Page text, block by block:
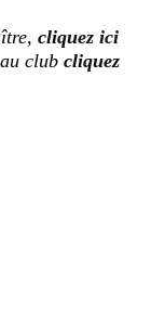
cliquez ici
club cliquez